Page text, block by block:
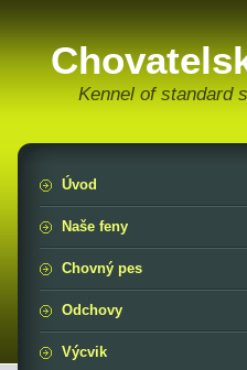
Kennel of standard
Úvod
Naše feny
Chovný pes
Odchovy
Výcvik